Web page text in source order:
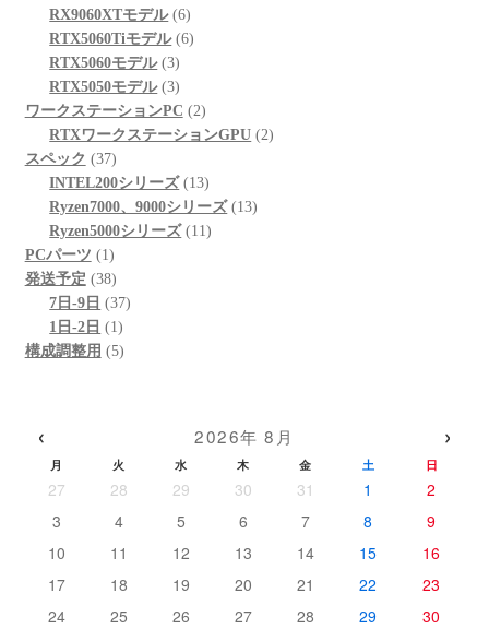
品
商
品
の
商
品
RX9060XTモデル 66
個
品
RTX5060Tiモデル 66
商
品
RTX5060モデル 33
個
の
商
RTX5050モデル 33
個
の
品
ワークステーションPC 22
個
商
品
RTXワークステーションGPU 22
スペック 3737
個
の
商
品
INTEL200シリーズ 1313
個
の
Ryzen7000、9000シリーズ 1313
Ryzen5000シリーズ 1111
PCパーツ 11
個
の
商
品
発送予定 3838
個
の
商
7日-9日 3737
1日-2日 11
個
構成調整用 55
‹ 2026年 8月 ›
月 火 水 木 金 土 日
27 28 29 30 31 1
2
3
4 5 6 7 8
9
10
11 12 13 14 15
16
17
18 19 20 21 22
23
24
25 26 27 28 29 30